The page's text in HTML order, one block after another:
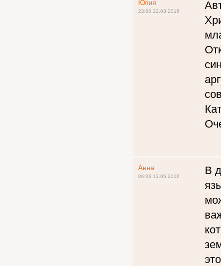
Юлия
23:00 22.03.2016
Анна
06:06 12.05.2016
В